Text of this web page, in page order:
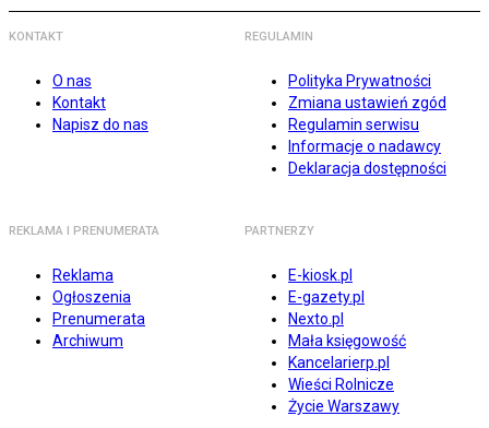
KONTAKT
O nas
Kontakt
Napisz do nas
REGULAMIN
Polityka Prywatności
Zmiana ustawień zgód
Regulamin serwisu
Informacje o nadawcy
Deklaracja dostępności
REKLAMA I PRENUMERATA
Reklama
Ogłoszenia
Prenumerata
Archiwum
PARTNERZY
E-kiosk.pl
E-gazety.pl
Nexto.pl
Mała księgowość
Kancelarierp.pl
Wieści Rolnicze
Życie Warszawy